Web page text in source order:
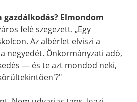
Elmondom
felé szegezett. „Egy
Az albérlet elviszi a
negyedét. Önkormányzati adó,
— és te azt mondod neki,